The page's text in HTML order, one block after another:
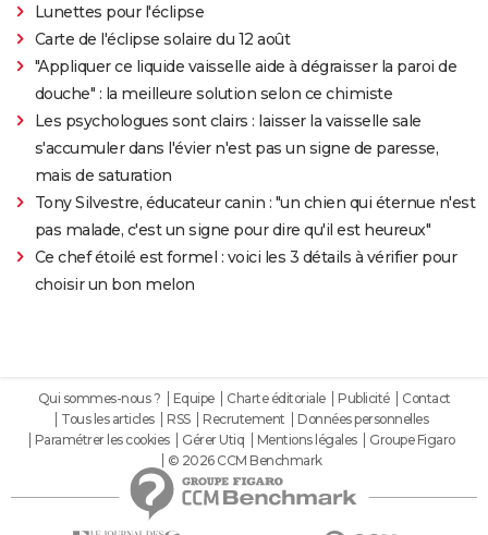
Lunettes pour l'éclipse
Carte de l'éclipse solaire du 12 août
"Appliquer ce liquide vaisselle aide à dégraisser la paroi de
douche" : la meilleure solution selon ce chimiste
Les psychologues sont clairs : laisser la vaisselle sale
s'accumuler dans l'évier n'est pas un signe de paresse,
mais de saturation
Tony Silvestre, éducateur canin : "un chien qui éternue n'est
pas malade, c'est un signe pour dire qu'il est heureux"
Ce chef étoilé est formel : voici les 3 détails à vérifier pour
choisir un bon melon
Qui sommes-nous ? Equipe Charte éditoriale Publicité
Contact
Tous les articles
RSS Recrutement
Données personnelles
Paramétrer les cookies
Gérer Utiq Mentions légales
Groupe Figaro
© 2026 CCM Benchmark